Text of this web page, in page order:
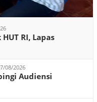
RI, Lapas
08/2026
Audiensi